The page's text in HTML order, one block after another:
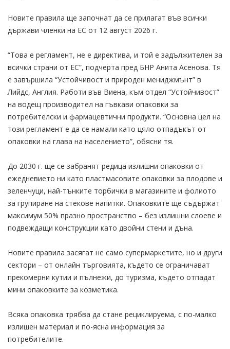
Новите правила ще започнат да се прилагат във всички
държави членки на ЕС от 12 август 2026 г.
“Това е регламент, не е директива, и той е задължителен за
всички страни от ЕС”, подчерта пред БНР Анита Асенова. Тя
е завършила “Устойчивост и природен мениджмънт” в
Лийдс, Англия. Работи във Виена, към отдел “Устойчивост”
на водещ производител на гъвкави опаковки за
потребителски и фармацевтични продукти. “Основна цел на
този регламент е да се намали като цяло отпадъкът от
опаковки на глава на населението”, обясни тя.
До 2030 г. ще се забранят редица излишни опаковки от
ежедневието ни като пластмасовите опаковки за плодове и
зеленчуци, най-тънките торбички в магазините и фолиото
за групиране на стекове напитки. Опаковките ще съдържат
максимум 50% празно пространство – без излишни слоеве и
подвеждащи конструкции като двойни стени и дъна.
Новите правила засягат не само супермаркетите, но и други
сектори – от онлайн търговията, където се ограничават
прекомерни кутии и пълнежи, до туризма, където отпадат
мини опаковките за козметика.
Всяка опаковка трябва да стане рециклируема, с по-малко
излишен материал и по-ясна информация за
потребителите.